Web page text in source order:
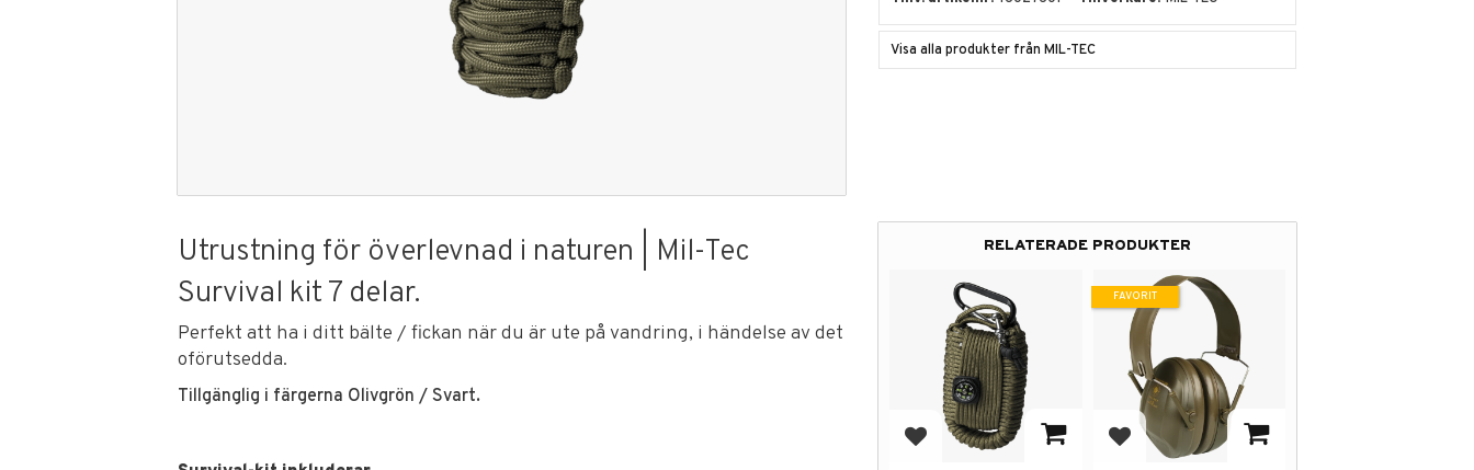
Visa alla produkter från MIL-TEC
Utrustning för överlevnad i naturen | Mil-Tec
Survival kit 7 delar.
Perfekt att ha i ditt bälte / fickan när du är ute på vandring, i händelse av det
oförutsedda.
Tillgänglig i färgerna Olivgrön / Svart.
RELATERADE PRODUKTER
Lägg till i favoriter Lägg till i favoriter
FAVORIT